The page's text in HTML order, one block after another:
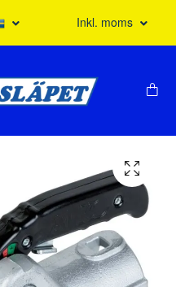
Inkl. moms